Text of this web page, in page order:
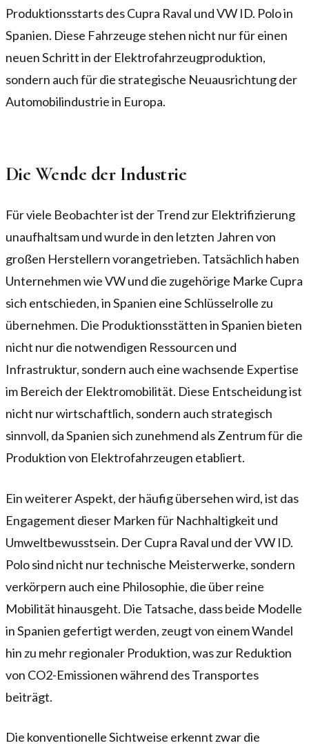
Produktionsstarts des Cupra Raval und VW ID. Polo in
Spanien. Diese Fahrzeuge stehen nicht nur für einen
neuen Schritt in der Elektrofahrzeugproduktion,
sondern auch für die strategische Neuausrichtung der
Automobilindustrie in Europa.
Die Wende der Industrie
Für viele Beobachter ist der Trend zur Elektrifizierung
unaufhaltsam und wurde in den letzten Jahren von
großen Herstellern vorangetrieben. Tatsächlich haben
Unternehmen wie VW und die zugehörige Marke Cupra
sich entschieden, in Spanien eine Schlüsselrolle zu
übernehmen. Die Produktionsstätten in Spanien bieten
nicht nur die notwendigen Ressourcen und
Infrastruktur, sondern auch eine wachsende Expertise
im Bereich der Elektromobilität. Diese Entscheidung ist
nicht nur wirtschaftlich, sondern auch strategisch
sinnvoll, da Spanien sich zunehmend als Zentrum für die
Produktion von Elektrofahrzeugen etabliert.
Ein weiterer Aspekt, der häufig übersehen wird, ist das
Engagement dieser Marken für Nachhaltigkeit und
Umweltbewusstsein. Der Cupra Raval und der VW ID.
Polo sind nicht nur technische Meisterwerke, sondern
verkörpern auch eine Philosophie, die über reine
Mobilität hinausgeht. Die Tatsache, dass beide Modelle
in Spanien gefertigt werden, zeugt von einem Wandel
hin zu mehr regionaler Produktion, was zur Reduktion
von CO2-Emissionen während des Transportes
beiträgt.
Die konventionelle Sichtweise erkennt zwar die